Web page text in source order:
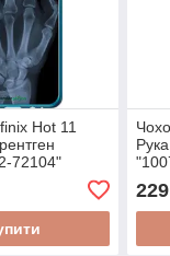
Hot 11
72104"
229